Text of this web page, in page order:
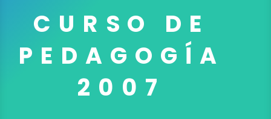
CURSO DE
PEDAGOGÍA
2007